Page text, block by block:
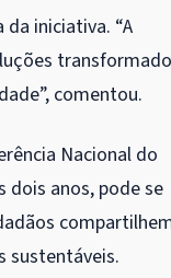
iniciativa. “A
comentou.
Nacional do
dois anos, pode se
sustentáveis.